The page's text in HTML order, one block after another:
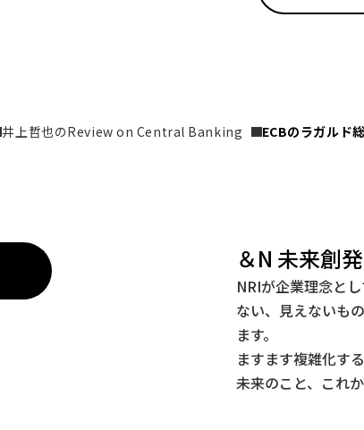
井上哲也のReview on Central Banking ECBのラガル
＆N 未来創
NRIが企業理念と
ない、見えないも
ます。
ますます複雑化す
未来のこと、これ